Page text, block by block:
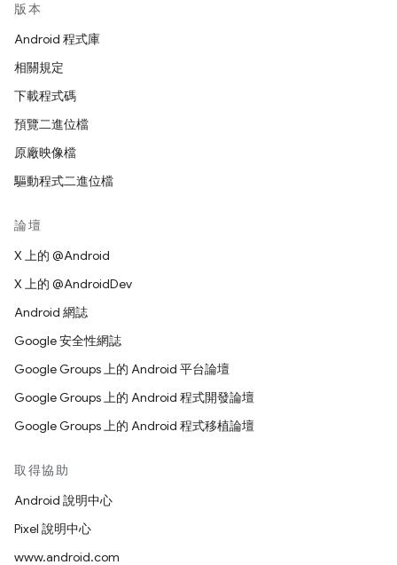
版本
Android 程式庫
相關規定
下載程式碼
預覽二進位檔
原廠映像檔
驅動程式二進位檔
論壇
X 上的 @Android
X 上的 @AndroidDev
Android 網誌
Google 安全性網誌
Google Groups 上的 Android 平台論壇
Google Groups 上的 Android 程式開發論壇
Google Groups 上的 Android 程式移植論壇
取得協助
Android 說明中心
Pixel 說明中心
www.android.com